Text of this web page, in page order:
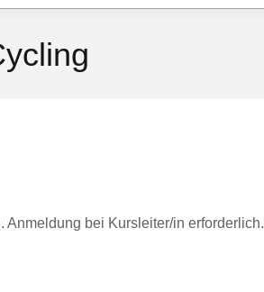
Anmeldung bei Kursleiter/in erforderlich.